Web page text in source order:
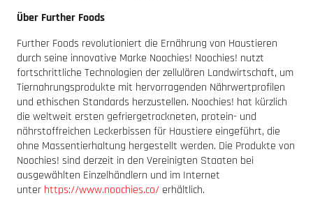
Über Further Foods
Further Foods revolutioniert die Ernährung von Haustieren
durch seine innovative Marke Noochies! Noochies! nutzt
fortschrittliche Technologien der zellulären Landwirtschaft, um
Tiernahrungsprodukte mit hervorragenden Nährwertprofilen
und ethischen Standards herzustellen. Noochies! hat kürzlich
die weltweit ersten gefriergetrockneten, protein- und
nährstoffreichen Leckerbissen für Haustiere eingeführt, die
ohne Massentierhaltung hergestellt werden. Die Produkte von
Noochies! sind derzeit in den Vereinigten Staaten bei
ausgewählten Einzelhändlern und im Internet
unter https://www.noochies.co/ erhältlich.